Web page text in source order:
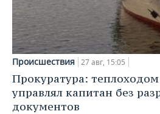
Происшествия 27 авг, 15:05
Прокуратура:
управлял капитан без
документов